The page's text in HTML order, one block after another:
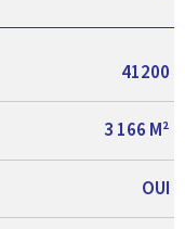
41200
3 166 M²
OUI